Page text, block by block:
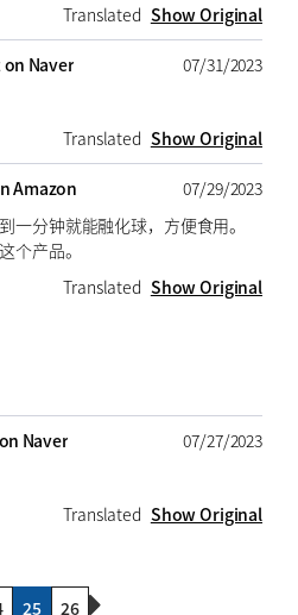
Translated Show Original
Naver
07/31/2023
Translated Show Original
Amazon
07/29/2023
一分钟就能融化球，方便食用。
个产品。
Translated Show Original
Naver
07/27/2023
Translated Show Original
Page
25 26 Next Page